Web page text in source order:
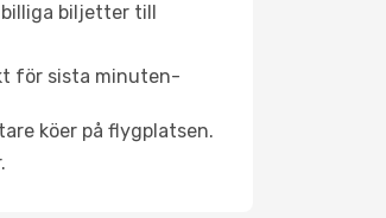
biljetter till
för sista minuten-
köer på flygplatsen.